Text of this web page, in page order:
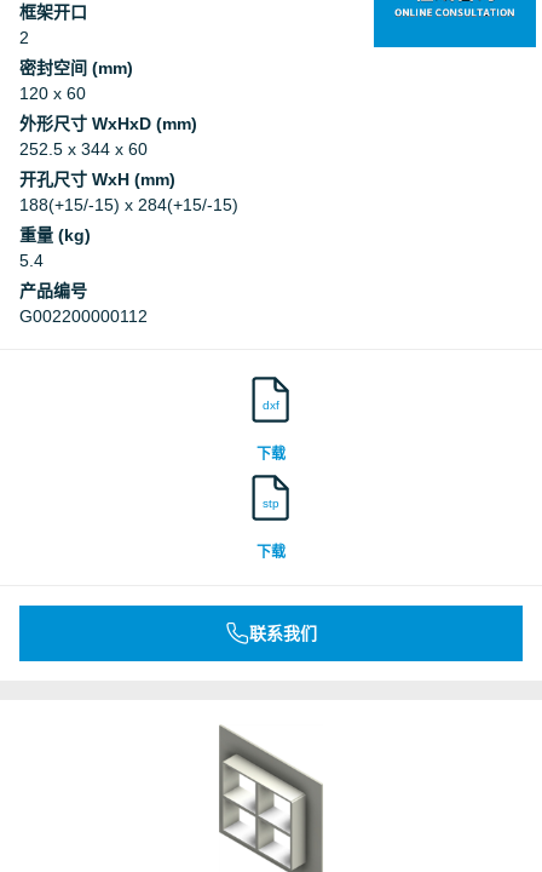
框架开口
2
密封空间 (mm)
120 x 60
外形尺寸 WxHxD (mm)
252.5 x 344 x 60
开孔尺寸 WxH (mm)
188(+15/-15) x 284(+15/-15)
重量 (kg)
5.4
产品编号
G002200000112
dxf
下载
stp
下载
联系我们